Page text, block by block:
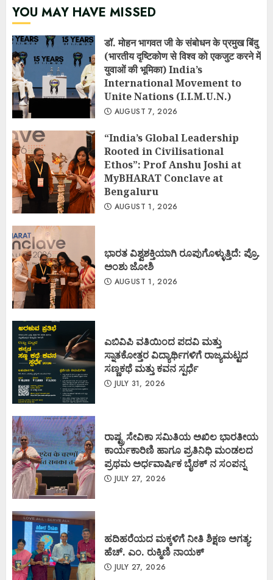
YOU MAY HAVE MISSED
डॉ. मोहन भागवत जी के संबोधन के प्रमुख बिंदु
(भारतीय दृष्टिकोण से विश्व को एकजुट करने में
युवाओं की भूमिका) India’s
International Movement to
Unite Nations (I.I.M.U.N.)
AUGUST 7, 2026
“India’s Global Leadership
Rooted in Civilisational
Ethos”: Prof Anshu Joshi at
MyBHARAT Conclave at
Bengaluru
AUGUST 1, 2026
ಭಾರತ ವಿಶ್ವಶಕ್ತಿಯಾಗಿ ರೂಪುಗೊಳ್ಳುತ್ತಿದೆ: ಪ್ರೊ.
ಅಂಶು ಜೋಶಿ
AUGUST 1, 2026
ಎಬಿವಿಪಿ ವತಿಯಿಂದ ಪದವಿ ಮತ್ತು
ಸ್ನಾತಕೋತ್ತರ ವಿದ್ಯಾರ್ಥಿಗಳಿಗೆ ರಾಜ್ಯಮಟ್ಟದ
ಸಣ್ಣಕಥೆ ಮತ್ತು ಕವನ ಸ್ಪರ್ಧೆ
JULY 31, 2026
ರಾಷ್ಟ್ರ ಸೇವಿಕಾ ಸಮಿತಿಯ ಅಖಿಲ ಭಾರತೀಯ
ಕಾರ್ಯಕಾರಿಣಿ ಹಾಗೂ ಪ್ರತಿನಿಧಿ ಮಂಡಲದ
ಪ್ರಥಮ ಅರ್ಧವಾರ್ಷಿಕ ಬೈಠಕ್ ನ ಸಂಪನ್ನ
JULY 27, 2026
ಹದಿಹರೆಯದ ಮಕ್ಕಳಿಗೆ ನೀತಿ ಶಿಕ್ಷಣ ಅಗತ್ಯ:
ಹೆಚ್. ಎಂ. ರುಕ್ಮಿಣಿ ನಾಯಕ್
JULY 27, 2026